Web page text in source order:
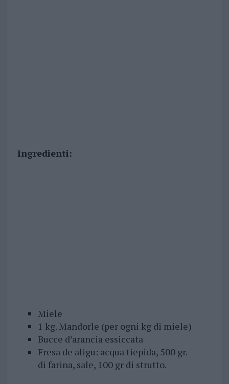
Ingredienti:
Miele
1 kg. Mandorle (per ogni kg di miele)
Bucce d’arancia essiccata
Fresa de aligu: acqua tiepida, 500 gr.
di farina, sale, 100 gr di strutto.